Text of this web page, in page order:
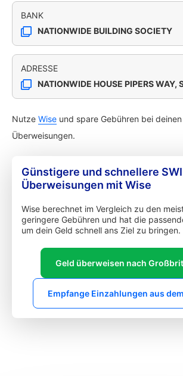
BANK
NATIONWIDE BUILDING SOCIETY
ADRESSE
NATIONWIDE HOUSE PIPERS WAY,
Nutze Wise und spare Gebühren bei
Überweisungen.
Günstigere und schnellere
Überweisungen mit Wise
Wise berechnet im Vergleich zu den
geringere Gebühren und hat die
um dein Geld schnell ans Ziel zu bringen.
Geld überweisen nach
Empfange Einzahlungen aus